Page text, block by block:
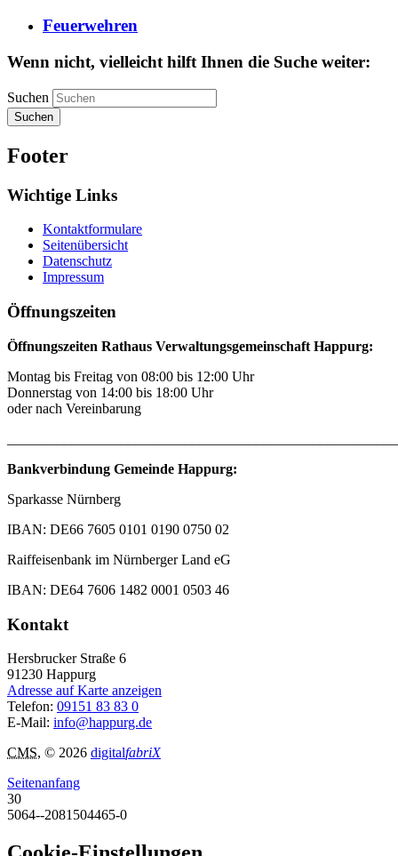
Feuerwehren
Wenn nicht, vielleicht hilft Ihnen die Suche weiter:
Suchen
Suchen
Footer
Wichtige Links
Kontaktformulare
Seitenübersicht
Datenschutz
Impressum
Öffnungszeiten
Öffnungszeiten Rathaus Verwaltungsgemeinschaft Happurg:
Montag bis Freitag von 08:00 bis 12:00 Uhr
Donnerstag von 14:00 bis 18:00 Uhr
oder nach Vereinbarung
Bankverbindung Gemeinde Happurg:
Sparkasse Nürnberg
IBAN: DE66 7605 0101 0190 0750 02
Raiffeisenbank im Nürnberger Land eG
IBAN: DE64 7606 1482 0001 0503 46
Kontakt
Hersbrucker Straße 6
91230 Happurg
Adresse auf Karte anzeigen
Telefon: 09151 83 83 0
E-Mail: info@happurg.de
CMS, © 2026 digitalfabriX
Seitenanfang
30
5064--2081504465-0